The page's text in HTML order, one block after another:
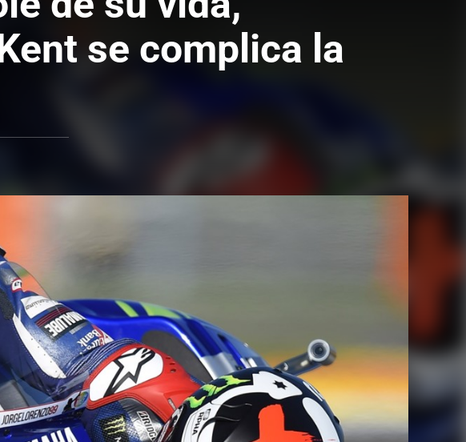
se complica la